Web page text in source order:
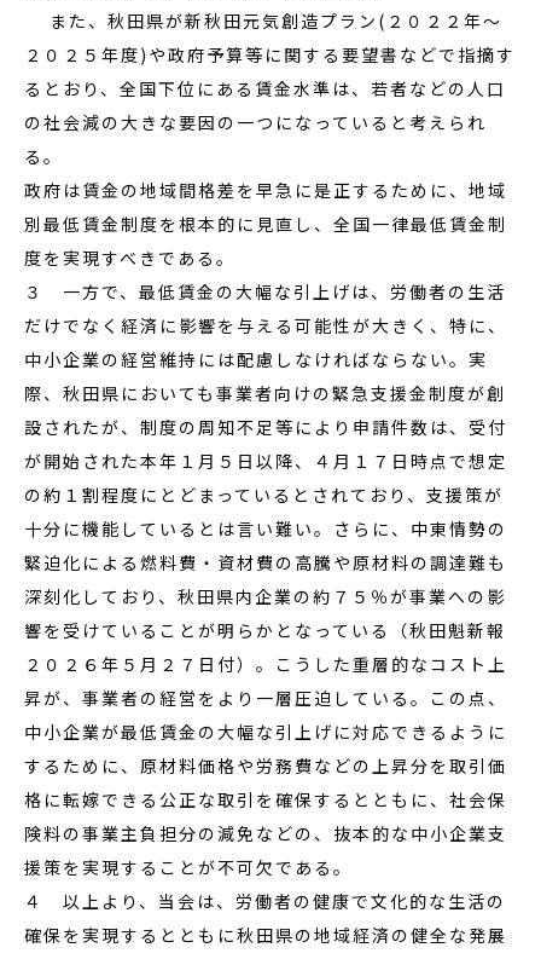
また、秋田県が新秋田元気創造プラン(２０２２年～
２０２５年度)や政府予算等に関する要望書などで指摘す
るとおり、全国下位にある賃金水準は、若者などの人口
の社会減の大きな要因の一つになっていると考えられ
る。
政府は賃金の地域間格差を早急に是正するために、地域
別最低賃金制度を根本的に見直し、全国一律最低賃金制
度を実現すべきである。
３ 一方で、最低賃金の大幅な引上げは、労働者の生活
だけでなく経済に影響を与える可能性が大きく、特に、
中小企業の経営維持には配慮しなければならない。実
際、秋田県においても事業者向けの緊急支援金制度が創
設されたが、制度の周知不足等により申請件数は、受付
が開始された本年１月５日以降、４月１７日時点で想定
の約１割程度にとどまっているとされており、支援策が
十分に機能しているとは言い難い。さらに、中東情勢の
緊迫化による燃料費・資材費の高騰や原材料の調達難も
深刻化しており、秋田県内企業の約７５％が事業への影
響を受けていることが明らかとなっている（秋田魁新報
２０２６年５月２７日付）。こうした重層的なコスト上
昇が、事業者の経営をより一層圧迫している。この点、
中小企業が最低賃金の大幅な引上げに対応できるように
するために、原材料価格や労務費などの上昇分を取引価
格に転嫁できる公正な取引を確保するとともに、社会保
険料の事業主負担分の減免などの、抜本的な中小企業支
援策を実現することが不可欠である。
４ 以上より、当会は、労働者の健康で文化的な生活の
確保を実現するとともに秋田県の地域経済の健全な発展